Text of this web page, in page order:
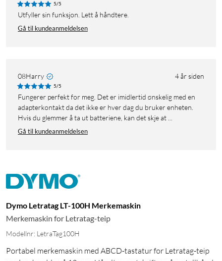
5/5
Utfyller sin funksjon. Lett å håndtere.
Gå til kundeanmeldelsen
08Harry 4 år siden
5/5
Fungerer perfekt for meg. Det er imidlertid ønskelig med en
adapterkontakt da det ikke er hver dag du bruker enheten.
Hvis du glemmer å ta ut batteriene, kan det skje at ...
Gå til kundeanmeldelsen
Dymo Letratag LT-100H Merkemaskin
Merkemaskin for Letratag-teip
Modellnr: LetraTag100H
Portabel merkemaskin med ABCD-tastatur for Letratag-teip